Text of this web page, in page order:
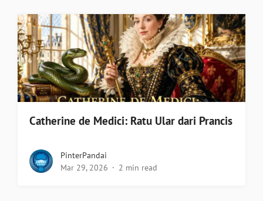
Catherine de Medici: Ratu Ular dari Prancis
PinterPandai
Mar 29, 2026
2 min read